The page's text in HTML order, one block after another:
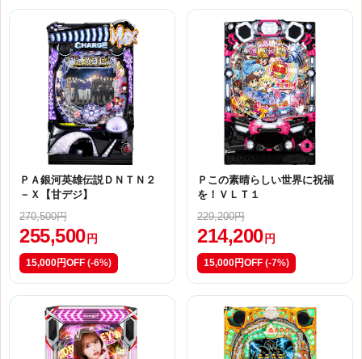
ＰＡ銀河英雄伝説ＤＮＴＮ２
－Ｘ【甘デジ】
270,500円
255,500 円
15,000円OFF (-6%)
Ｐこの素晴らしい世界に祝福
を！ＶＬＴ１
229,200円
214,200 円
15,000円OFF (-7%)